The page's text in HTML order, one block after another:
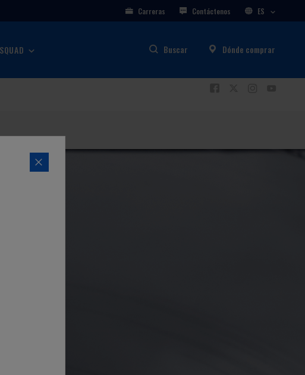
Carreras Contáctenos ES
Buscar Dónde comprar